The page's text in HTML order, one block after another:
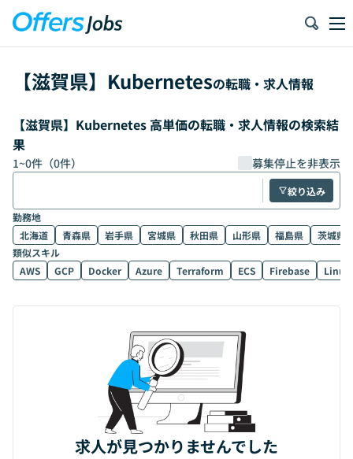
【滋賀県】 Kubernetesの転職・求人情報
【滋賀県】Kubernetes 高単価の転職・求人情報の検索結
果
1~0件（0件） 募集停止を非表示
絞り込み
勤務地
北海道
青森県 岩手県 宮城県 秋田県 山形県 福島県
茨城県
類似スキル
AWS
GCP Docker Azure Terraform ECS Firebase Linux
求人が見つかりませんでした